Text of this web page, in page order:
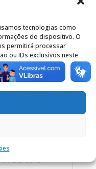
tecnologias como
do dispositivo. O
permitirá processar
ou IDs exclusivos neste
pode afetar
FISCAL